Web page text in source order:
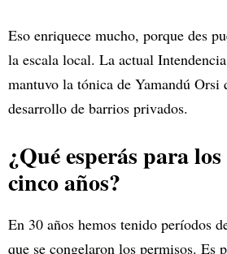
Eso enriquece mucho, porque des
la escala local. La actual
mantuvo la tónica de Yamandú Orsi
desarrollo de barrios privados.
¿Qué esperás para
cinco años?
En 30 años hemos tenido períodos
que se congelaron los permisos. Es